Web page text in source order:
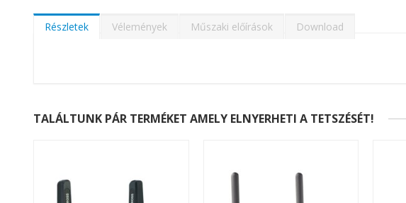
a
képgaléria
Részletek Vélemények Műszaki előírások Download
TALÁLTUNK PÁR TERMÉKET AMELY ELNYERHETI A TETSZÉSÉT!